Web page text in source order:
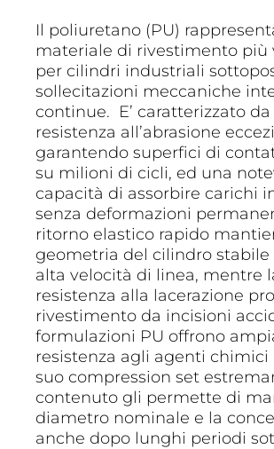
Il poliuretano (PU)
materiale di rivestimento più
per cilindri industriali
sollecitazioni meccaniche
continue. E’ caratterizzato da
resistenza all’abrasione
garantendo superfici di
su milioni di cicli, ed una
capacità di assorbire carichi
senza deformazioni
ritorno elastico rapido
geometria del cilindro stabile
alta velocità di linea, mentre
resistenza alla lacerazione
rivestimento da incisioni
formulazioni PU offrono
resistenza agli agenti chimici
suo compression set
contenuto gli permette di
diametro nominale e la
anche dopo lunghi periodi